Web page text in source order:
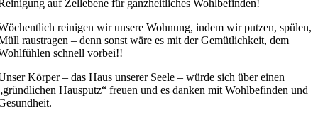
auf Zellebene für ganzheitliches Wohlbefinden!
reinigen wir unsere Wohnung, indem wir putzen, spülen,
raustragen – denn sonst wäre es mit der Gemütlichkeit, dem
schnell vorbei!!
Körper – das Haus unserer Seele – würde sich über einen
Hausputz“ freuen und es danken mit Wohlbefinden und